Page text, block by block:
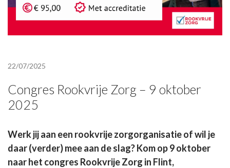
22/07/2025
Congres Rookvrije Zorg – 9 oktober
2025
Werk jij aan een rookvrije zorgorganisatie of wil je
daar (verder) mee aan de slag? Kom op 9 oktober
naar het congres Rookvrije Zorg in Flint,